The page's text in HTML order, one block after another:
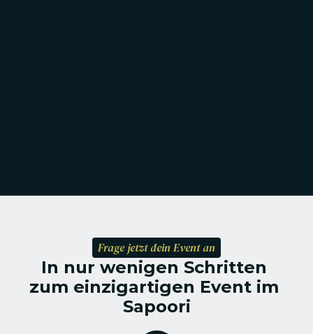
Frage jetzt dein Event an
In nur wenigen Schritten
zum einzigartigen Event im
Sapoori